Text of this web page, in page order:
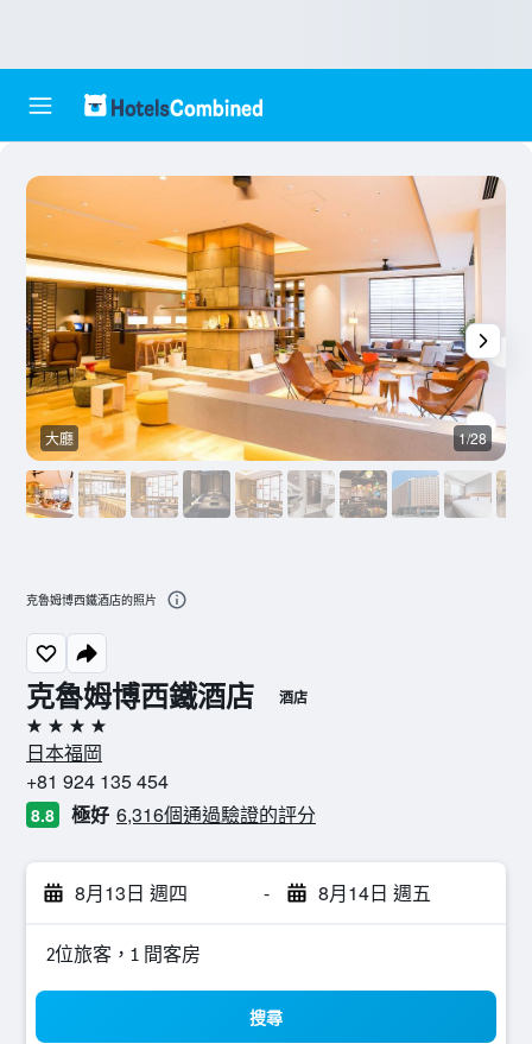
克魯姆博西鐵酒店 酒店
4星級
日本福岡
+81 924 135 454
8.8 極好 6,316個通過驗證的評分
8月13日 週四 - 8月14日 週五
2位旅客，1 間客房
搜尋
大廳 1/28
克魯姆博西鐵酒店的照片